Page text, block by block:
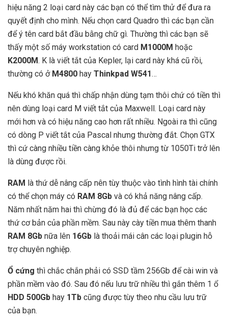
hiệu năng 2 loại card này các bạn có thể tìm thử để đưa ra
quyết định cho mình. Nếu chọn card Quadro thì các bạn cần
để ý tên card bắt đầu bằng chữ gì. Thường thì các bạn sẽ
thấy một số máy workstation có card M1000M hoặc
K2000M. K là viết tắt của Kepler, lại card này khá cũ rồi,
thường có ở M4800 hay Thinkpad W541…
Nếu khó khăn quá thì chấp nhận dùng tạm thôi chứ có tiền thì
nên dùng loại card M viết tắt của Maxwell. Loại card này
mới hơn và có hiệu năng cao hơn rất nhiều. Ngoài ra thì cũng
có dòng P viết tắt của Pascal nhưng thường đắt. Chọn GTX
thì cứ càng nhiều tiền càng khỏe thôi nhưng từ 1050Ti trở lên
là dùng được rồi.
RAM là thứ dễ nâng cấp nên tùy thuộc vào tình hình tài chính
có thể chọn máy có RAM 8Gb và có khả năng nâng cấp.
Năm nhất năm hai thì chừng đó là đủ để các bạn học các
thứ cơ bản của phần mềm. Sau này cày tiền mua thêm thanh
RAM 8Gb nữa lên 16Gb là thoải mái cân các loại plugin hỗ
trợ chuyên nghiệp.
Ổ cứng thì chắc chắn phải có SSD tầm 256Gb để cài win và
phần mềm vào đó. Sau đó nếu lưu trữ nhiều thì gắn thêm 1 ổ
HDD 500Gb hay 1Tb cũng được tùy theo nhu cầu lưu trữ
của bạn.